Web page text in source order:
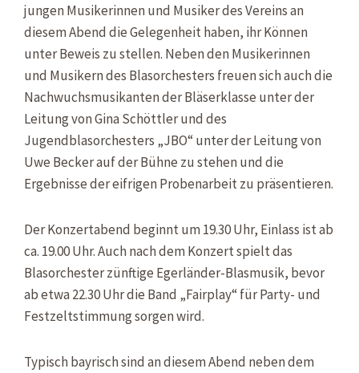
jungen Musikerinnen und Musiker des Vereins an
diesem Abend die Gelegenheit haben, ihr Können
unter Beweis zu stellen. Neben den Musikerinnen
und Musikern des Blasorchesters freuen sich auch die
Nachwuchsmusikanten der Bläserklasse unter der
Leitung von Gina Schöttler und des
Jugendblasorchesters „JBO“ unter der Leitung von
Uwe Becker auf der Bühne zu stehen und die
Ergebnisse der eifrigen Probenarbeit zu präsentieren.
Der Konzertabend beginnt um 19.30 Uhr, Einlass ist ab
ca. 19.00 Uhr. Auch nach dem Konzert spielt das
Blasorchester zünftige Egerländer-Blasmusik, bevor
ab etwa 22.30 Uhr die Band „Fairplay“ für Party- und
Festzeltstimmung sorgen wird.
Typisch bayrisch sind an diesem Abend neben dem